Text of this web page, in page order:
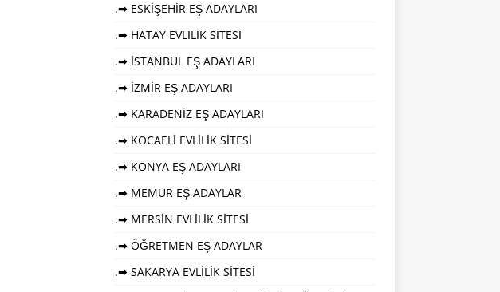
.➡ ESKİŞEHİR EŞ ADAYLARI
.➡ HATAY EVLİLİK SİTESİ
.➡ İSTANBUL EŞ ADAYLARI
.➡ İZMİR EŞ ADAYLARI
.➡ KARADENİZ EŞ ADAYLARI
.➡ KOCAELİ EVLİLİK SİTESİ
.➡ KONYA EŞ ADAYLARI
.➡ MEMUR EŞ ADAYLAR
.➡ MERSİN EVLİLİK SİTESİ
.➡ ÖĞRETMEN EŞ ADAYLAR
.➡ SAKARYA EVLİLİK SİTESİ